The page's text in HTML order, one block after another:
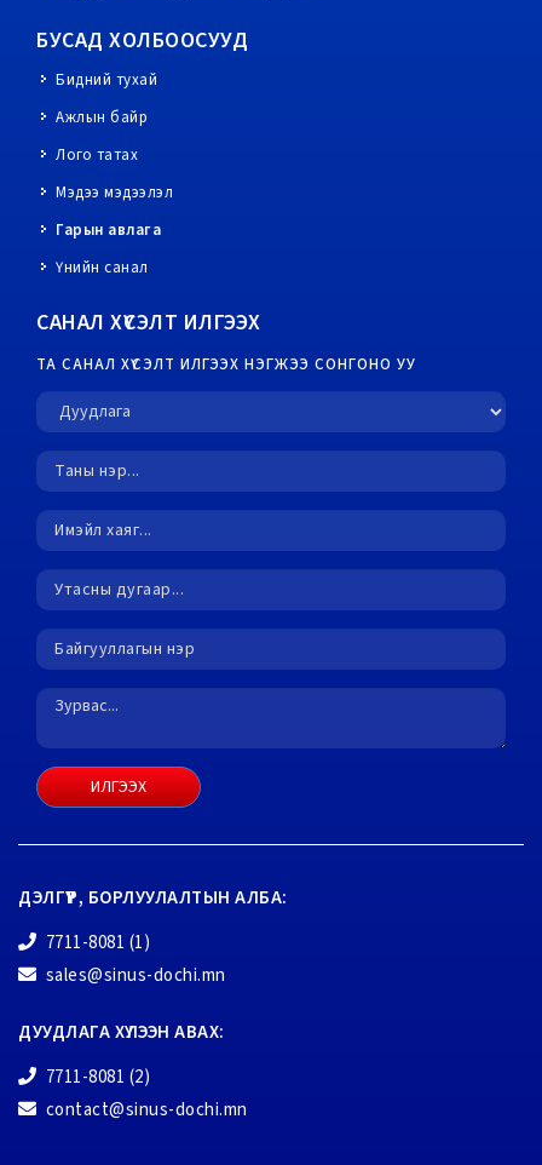
БУСАД ХОЛБООСУУД
Бидний тухай
Ажлын байр
Лого татах
Мэдээ мэдээлэл
Гарын авлага
Үнийн санал
САНАЛ ХҮСЭЛТ ИЛГЭЭХ
ТА САНАЛ ХҮСЭЛТ ИЛГЭЭХ НЭГЖЭЭ СОНГОНО УУ
ИЛГЭЭХ
ДЭЛГҮҮР, БОРЛУУЛАЛТЫН АЛБА:
7711-8081 (1)
sales@sinus-dochi.mn
ДУУДЛАГА ХҮЛЭЭН АВАХ:
7711-8081 (2)
contact@sinus-dochi.mn